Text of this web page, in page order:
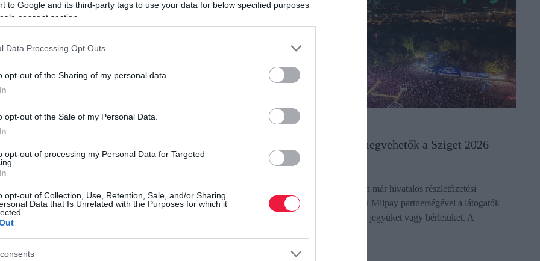
to Google and its third-party tags to use your data for below specified purposes
consent section.
Data Processing Opt Outs
opt-out of the Sharing of my personal data.
opt-out of the Sale of my Personal Data.
opt-out of processing my Personal Data for Targeted
opt-out of Collection, Use, Retention, Sale, and/or Sharing
Data that Is Unrelated with the Purposes for which it
forrásként a Google Keresőben!
és döntéshozók végre valós, nagymintás adatokon
trendre. A hirdetések csaknem 40%-a 2,5 millió forint
millió forintos sávba tartozik. Vagyis a kínálat zöme
a 10 millió forint fölötti kategória is egyre
13,4%-os arányban szerepelnek a kínálatban, ami egy
hónap alatt 70 ezer forinttal lett magasabb, jelenleg
folyamatos emelkedése hosszabb távon komoly hatással
millió forintos keretből keresnek megfelelő autót.
PÉNZÜGYEK
Részletfizetéssel is megvehetők a Sziget 2026
jegyei
A Sziget Fesztival 2026-ban már hivatalos részletfizetési
konstrukcióval is elérhető: a Milpay partnerségével a látogatók
több részletben fizethetik ki jegyüket vagy bérletüket. A